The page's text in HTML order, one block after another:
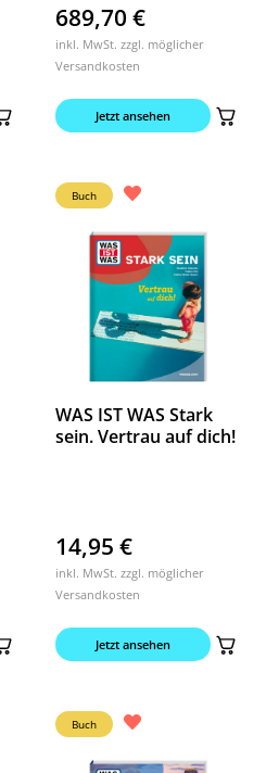
689,70 €
inkl. MwSt. zzgl. möglicher
Versandkosten
Jetzt ansehen
Buch
WAS IST WAS Stark
sein. Vertrau auf dich!
14,95 €
inkl. MwSt. zzgl. möglicher
Versandkosten
Jetzt ansehen
Buch